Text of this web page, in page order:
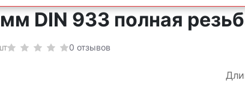
DIN 933 полная
0 отзывов